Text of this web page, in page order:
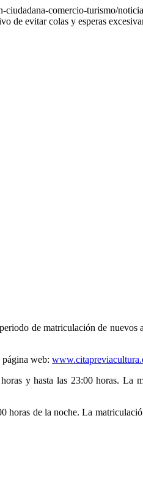
comercio-turismo/
de evitar colas y esperas
de matriculación de
web:
y hasta las 23:00 horas. La
horas de la noche. La